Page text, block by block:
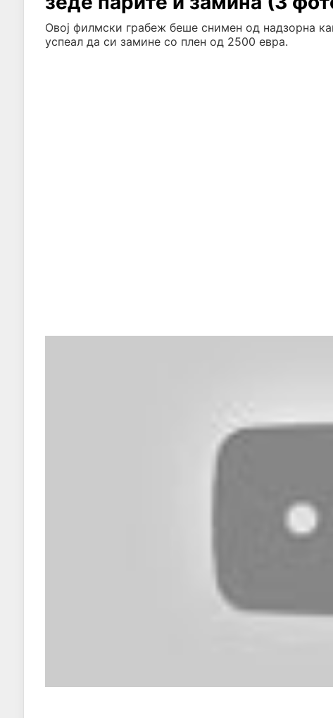
Овој филмски грабеж беше снимен од надзорна
успеал да си замине со плен од 2500 евра.